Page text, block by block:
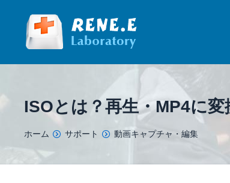
ISOとは？再生・MP4に
You are here:
ホーム サポート 動画キャプチャ・編集